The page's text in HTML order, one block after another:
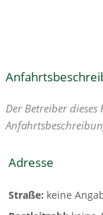
Der Betreiber
Adresse
Straße: keine